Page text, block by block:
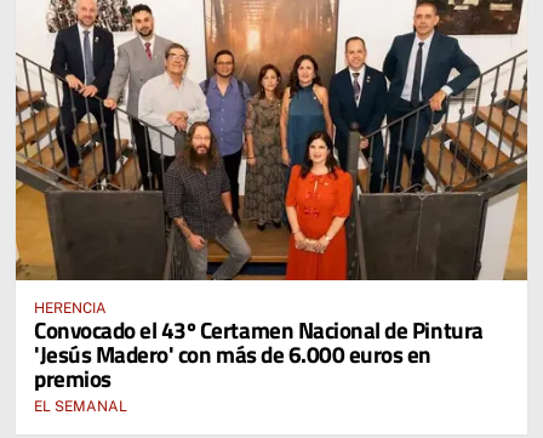
HERENCIA
Convocado el 43º Certamen Nacional de Pintura
'Jesús Madero' con más de 6.000 euros en
premios
EL SEMANAL